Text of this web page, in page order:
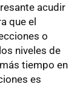
acudir
que el
o
niveles de
tiempo en
es